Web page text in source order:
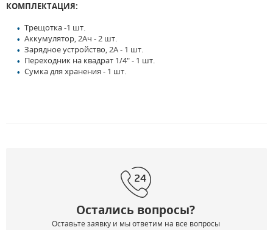
КОМПЛЕКТАЦИЯ:
Трещотка -1 шт.
Аккумулятор, 2Ач - 2 шт.
Зарядное устройство, 2А - 1 шт.
Переходник на квадрат 1/4" - 1 шт.
Сумка для хранения - 1 шт.
Остались вопросы?
Оставьте заявку и мы ответим на все вопросы